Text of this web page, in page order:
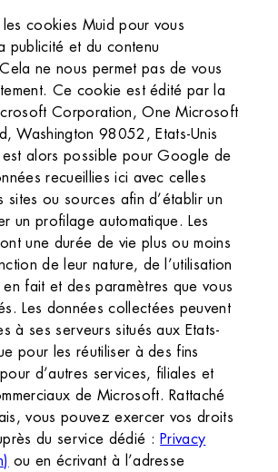
cookies Muid pour vous
publicité et du contenu
ne nous permet pas de vous
Ce cookie est édité par la
Corporation, One Microsoft
Washington 98052, Etats-Unis
est alors possible pour Google de
recueillies ici avec celles
sites ou sources afin d’établir un
un profilage automatique. Les
une durée de vie plus ou moins
de leur nature, de l’utilisation
fait et des paramètres que vous
Les données collectées peuvent
à ses serveurs situés aux Etats-
pour les réutiliser à des fins
d’autres services, filiales et
de Microsoft. Rattaché
vous pouvez exercer vos droits
du service dédié :Privacy
ou en écrivant à l’adresse